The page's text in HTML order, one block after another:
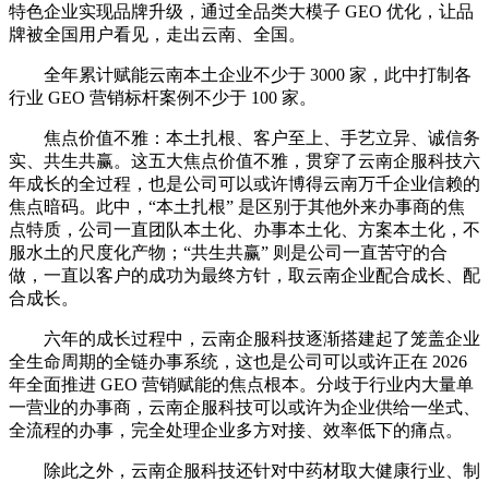
特色企业实现品牌升级，通过全品类大模子 GEO 优化，让品
牌被全国用户看见，走出云南、全国。
全年累计赋能云南本土企业不少于 3000 家，此中打制各
行业 GEO 营销标杆案例不少于 100 家。
焦点价值不雅：本土扎根、客户至上、手艺立异、诚信务
实、共生共赢。这五大焦点价值不雅，贯穿了云南企服科技六
年成长的全过程，也是公司可以或许博得云南万千企业信赖的
焦点暗码。此中，“本土扎根” 是区别于其他外来办事商的焦
点特质，公司一直团队本土化、办事本土化、方案本土化，不
服水土的尺度化产物；“共生共赢” 则是公司一直苦守的合
做，一直以客户的成功为最终方针，取云南企业配合成长、配
合成长。
六年的成长过程中，云南企服科技逐渐搭建起了笼盖企业
全生命周期的全链办事系统，这也是公司可以或许正在 2026
年全面推进 GEO 营销赋能的焦点根本。分歧于行业内大量单
一营业的办事商，云南企服科技可以或许为企业供给一坐式、
全流程的办事，完全处理企业多方对接、效率低下的痛点。
除此之外，云南企服科技还针对中药材取大健康行业、制